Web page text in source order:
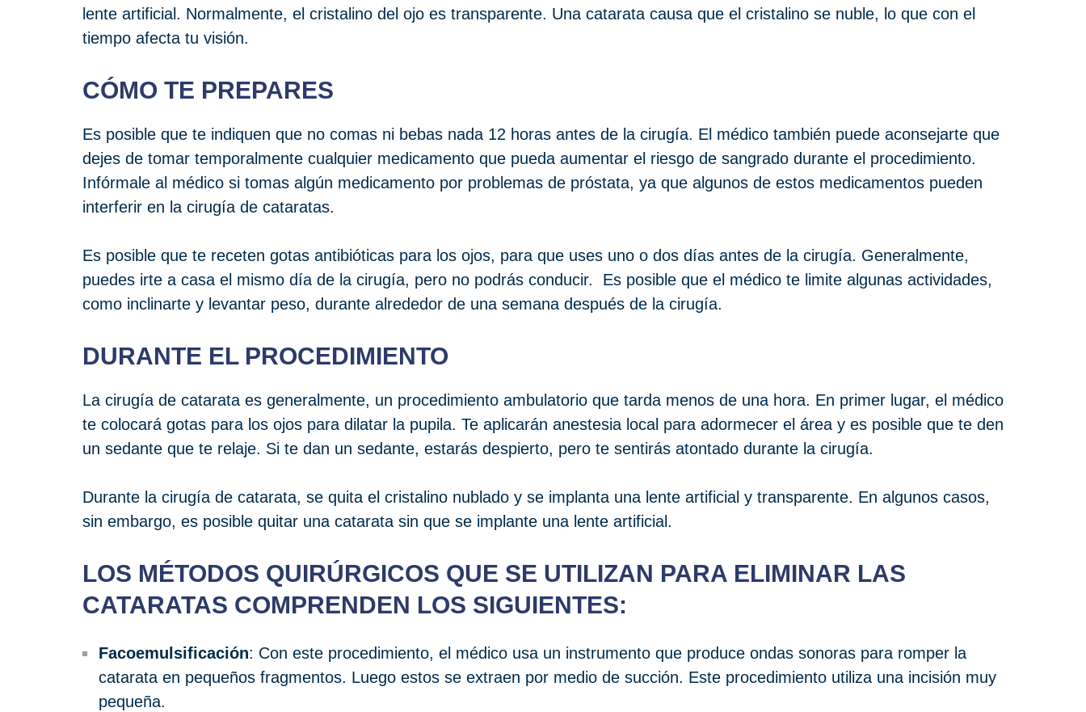
lente artificial. Normalmente, el cristalino del ojo es transparente. Una catarata causa que el cristalino se nuble, lo que con el
tiempo afecta tu visión.
CÓMO TE PREPARES
Es posible que te indiquen que no comas ni bebas nada 12 horas antes de la cirugía. El médico también puede aconsejarte que
dejes de tomar temporalmente cualquier medicamento que pueda aumentar el riesgo de sangrado durante el procedimiento.
Infórmale al médico si tomas algún medicamento por problemas de próstata, ya que algunos de estos medicamentos pueden
interferir en la cirugía de cataratas.
Es posible que te receten gotas antibióticas para los ojos, para que uses uno o dos días antes de la cirugía. Generalmente,
puedes irte a casa el mismo día de la cirugía, pero no podrás conducir. Es posible que el médico te limite algunas actividades,
como inclinarte y levantar peso, durante alrededor de una semana después de la cirugía.
DURANTE EL PROCEDIMIENTO
La cirugía de catarata es generalmente, un procedimiento ambulatorio que tarda menos de una hora. En primer lugar, el médico
te colocará gotas para los ojos para dilatar la pupila. Te aplicarán anestesia local para adormecer el área y es posible que te den
un sedante que te relaje. Si te dan un sedante, estarás despierto, pero te sentirás atontado durante la cirugía.
Durante la cirugía de catarata, se quita el cristalino nublado y se implanta una lente artificial y transparente. En algunos casos,
sin embargo, es posible quitar una catarata sin que se implante una lente artificial.
LOS MÉTODOS QUIRÚRGICOS QUE SE UTILIZAN PARA ELIMINAR LAS
CATARATAS COMPRENDEN LOS SIGUIENTES:
Facoemulsificación: Con este procedimiento, el médico usa un instrumento que produce ondas sonoras para romper la
catarata en pequeños fragmentos. Luego estos se extraen por medio de succión. Este procedimiento utiliza una incisión muy
pequeña.